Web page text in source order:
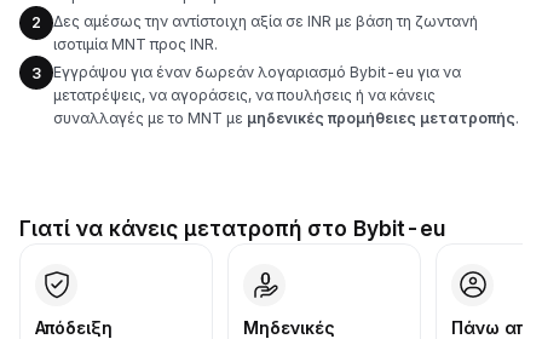
2
Δες αμέσως την αντίστοιχη αξία σε INR με βάση τη ζωντανή
ισοτιμία MNT προς INR.
3
Εγγράψου για έναν δωρεάν λογαριασμό Bybit-eu για να
μετατρέψεις, να αγοράσεις, να πουλήσεις ή να κάνεις
συναλλαγές με το MNT με μηδενικές προμήθειες μετατροπής.
Γιατί να κάνεις μετατροπή στο Bybit-eu
Απόδειξη
Μηδενικές
Πάνω από